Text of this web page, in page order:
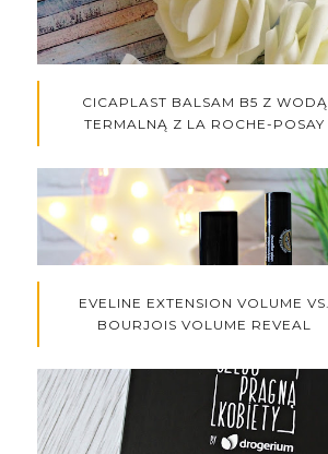
CICAPLAST BALSAM B5 Z WODĄ
TERMALNĄ Z LA ROCHE-POSAY
EVELINE EXTENSION VOLUME VS.
BOURJOIS VOLUME REVEAL